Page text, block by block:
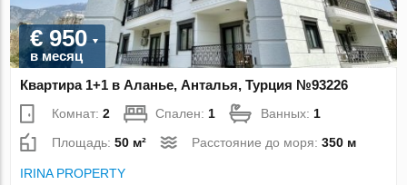
€ 950
в месяц
Квартира 1+1 в Аланье, Анталья, Турция №93226
Комнат:2 Спален: 1 Ванных: 1
Площадь:50 м² Расстояние до моря:350 м
IRINA PROPERTY